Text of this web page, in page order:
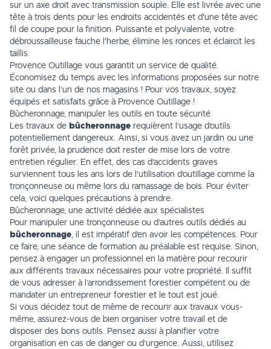
sur un axe droit avec transmission souple. Elle est livrée avec une
tête à trois dents pour les endroits accidentés et d'une tête avec
fil de coupe pour la finition. Puissante et polyvalente, votre
débroussailleuse fauche l'herbe, élimine les ronces et éclaircit les
taillis.
Provence Outillage vous garantit un service de qualité.
Économisez du temps avec les informations proposées sur notre
site ou dans l’un de nos magasins ! Pour vos travaux, soyez
équipés et satisfaits grâce à Provence Outillage !
Bûcheronnage, manipuler les outils en toute sécurité
Les travaux de bûcheronnage requièrent l’usage d’outils
potentiellement dangereux. Ainsi, si vous avez un jardin ou une
forêt privée, la prudence doit rester de mise lors de votre
entretien régulier. En effet, des cas d’accidents graves
surviennent tous les ans lors de l’utilisation d’outillage comme la
tronçonneuse ou même lors du ramassage de bois. Pour éviter
cela, voici quelques précautions à prendre.
Bûcheronnage, une activité dédiée aux spécialistes
Pour manipuler une tronçonneuse ou d’autres outils dédiés au
bûcheronnage , il est impératif d’en avoir les compétences. Pour
ce faire, une séance de formation au préalable est requise. Sinon,
pensez à engager un professionnel en la matière pour recourir
aux différents travaux nécessaires pour votre propriété. Il suffit
de vous adresser à l’arrondissement forestier compétent ou de
mandater un entrepreneur forestier et le tout est joué.
Si vous décidez tout de même de recourir aux travaux vous-
même, assurez-vous de bien organiser votre travail et de
disposer des bons outils. Pensez aussi à planifier votre
organisation en cas de danger ou d’urgence. Aussi, utilisez